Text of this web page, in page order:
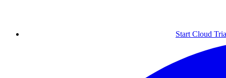
Start Cloud